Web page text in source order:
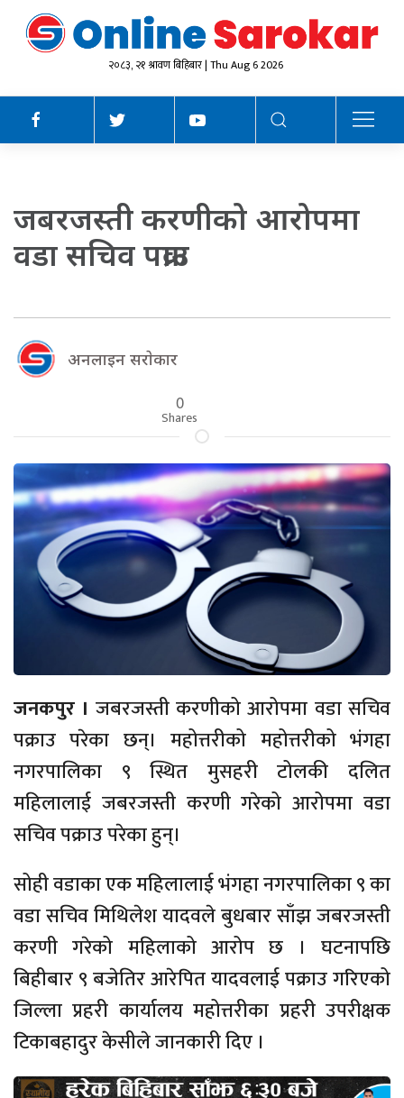
२०८३, २१ श्रावण बिहिबार | Thu Aug 6 2026
जबरजस्ती करणीको आरोपमा
वडा सचिव पक्राउ
अनलाइन सराेकार
0
Shares
जनकपुर । जबरजस्ती करणीको आरोपमा वडा सचिव
पक्राउ परेका छन्। महोत्तरीको महोत्तरीको भंगहा
नगरपालिका ९ स्थित मुसहरी टोलकी दलित
महिलालाई जबरजस्ती करणी गरेको आरोपमा वडा
सचिव पक्राउ परेका हुन्।
सोही वडाका एक महिलालाई भंगहा नगरपालिका ९ का
वडा सचिव मिथिलेश यादवले बुधबार साँझ जबरजस्ती
करणी गरेको महिलाको आरोप छ । घटनापछि
बिहीबार ९ बजेतिर आरेपित यादवलाई पक्राउ गरिएको
जिल्ला प्रहरी कार्यालय महोत्तरीका प्रहरी उपरीक्षक
टिकाबहादुर केसीले जानकारी दिए ।